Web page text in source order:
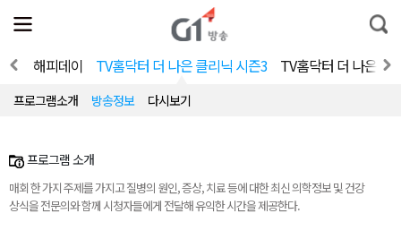
전
체
뉴
열
통
합
색
닉 해피데이 TV홈닥터 더 나은 클리닉 시즌3 TV홈닥터 더 나은 클
프로그램소개 방송정보 다시보기
프로그램 소개
매회 한 가지 주제를 가지고 질병의 원인, 증상, 치료 등에 대한 최신 의학정보 및 건강
상식을 전문의와 함께 시청자들에게 전달해 유익한 시간을 제공한다.